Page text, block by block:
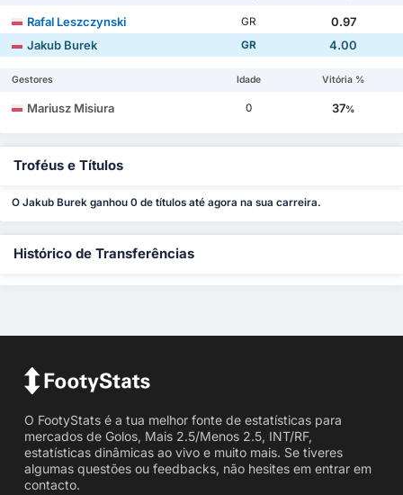
Rafal Leszczynski GR
0.97
Jakub Burek
GR 4.00
Gestores Idade Vitória %
Mariusz Misiura 0 37%
Troféus e Títulos
O Jakub Burek ganhou 0 de títulos até agora na sua carreira.
Histórico de Transferências
O FootyStats é a tua melhor fonte de estatísticas para
mercados de Golos, Mais 2.5/Menos 2.5, INT/RF,
estatísticas dinâmicas ao vivo e muito mais. Se tiveres
algumas questões ou feedbacks, não hesites em entrar em
contacto.